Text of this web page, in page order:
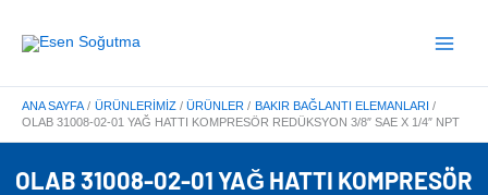
atla
Menu
ANA SAYFA ÜRÜNLERIMIZ ÜRÜNLER
BAKIR BAĞLANTI ELEMANLARI
OLAB 31008-02-01 YAĞ HATTI KOMPRESÖR REDÜKSYON 3/8″ SAE X 1/4″ NPT
OLAB 31008-02-01 YAĞ HATTI KOMPRESÖR